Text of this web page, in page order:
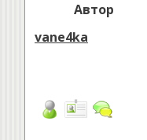
Автор
vane4ka